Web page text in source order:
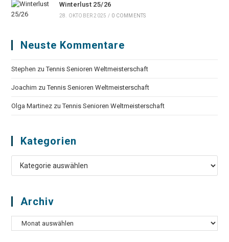
Winterlust 25/26
28. OKTOBER 2025 / 0 COMMENTS
Neuste Kommentare
Stephen zuTennis Senioren Weltmeisterschaft
Joachim zuTennis Senioren Weltmeisterschaft
Olga Martinez zuTennis Senioren Weltmeisterschaft
Kategorien
Kategorien
Archiv
Archiv